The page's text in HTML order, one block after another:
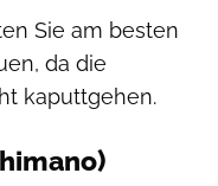
Sie am besten
da die
kaputtgehen.